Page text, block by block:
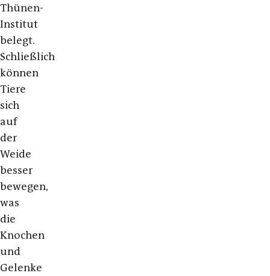
Thünen-
Institut
belegt.
Schließlich
können
Tiere
sich
auf
der
Weide
besser
bewegen,
was
die
Knochen
und
Gelenke